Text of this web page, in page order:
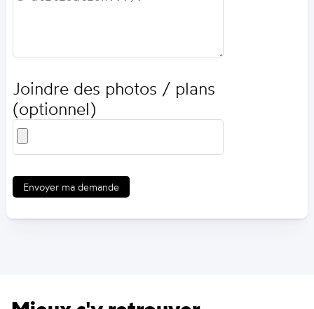
Joindre des photos / plans
(optionnel)
Envoyer ma demande